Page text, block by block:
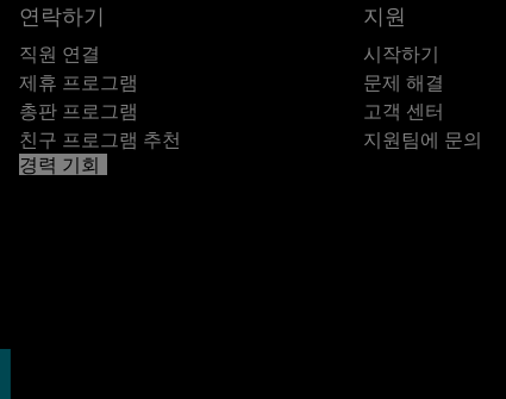
연락하기
직원 연결
제휴 프로그램
총판 프로그램
친구 프로그램 추천
경력 기회
지원
시작하기
문제 해결
고객 센터
지원팀에 문의